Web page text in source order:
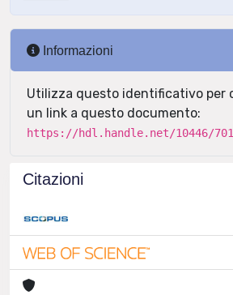
Informazioni
Utilizza questo identificativo per
un link a questo documento:
https://hdl.handle.net/10446/
Citazioni